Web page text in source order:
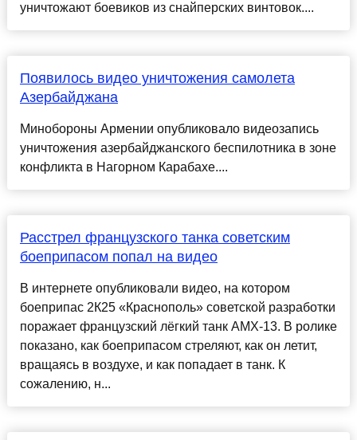
уничтожают боевиков из снайперских винтовок....
Появилось видео уничтожения самолета
Азербайджана
Минобороны Армении опубликовало видеозапись
уничтожения азербайджанского беспилотника в зоне
конфликта в Нагорном Карабахе....
Расстрел французского танка советским
боеприпасом попал на видео
В интернете опубликовали видео, на котором
боеприпас 2К25 «Краснополь» советской разработки
поражает французский лёгкий танк AMX-13. В ролике
показано, как боеприпасом стреляют, как он летит,
вращаясь в воздухе, и как попадает в танк. К
сожалению, н...